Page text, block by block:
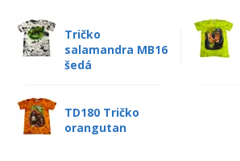
Tričko
salamandra MB16
šedá
TD180 Tričko
orangutan